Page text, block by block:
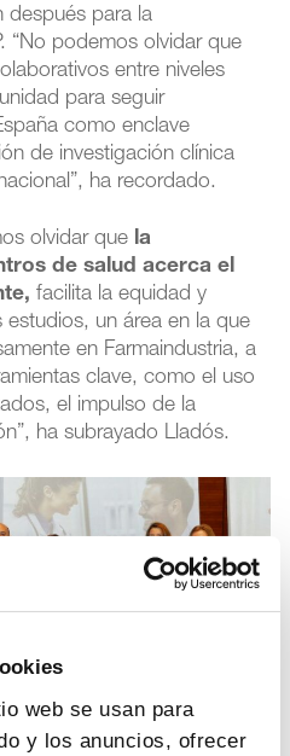
web se usan para
y los anuncios, ofrecer
después para la
“No podemos olvidar que
entre niveles
para seguir
como enclave
de investigación clínica
ha recordado.
olvidar que la
de salud acerca el
facilita la equidad y
un área en la que
en Farmaindustria, a
clave, como el uso
el impulso de la
ha subrayado Lladós.